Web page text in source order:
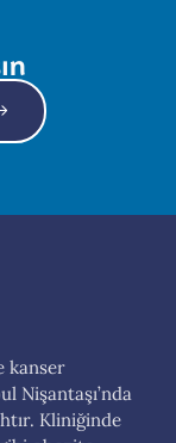
kanser
Nişantaşı’nda
Kliniğinde